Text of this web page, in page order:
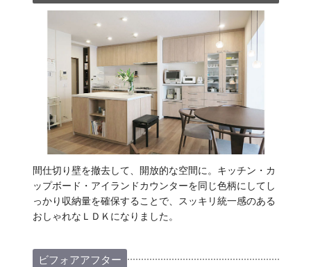
間仕切り壁を撤去して、開放的な空間に。キッチン・カ
ップボード・アイランドカウンターを同じ色柄にしてし
っかり収納量を確保することで、スッキリ統一感のある
おしゃれなＬＤＫになりました。
ビフォアアフター